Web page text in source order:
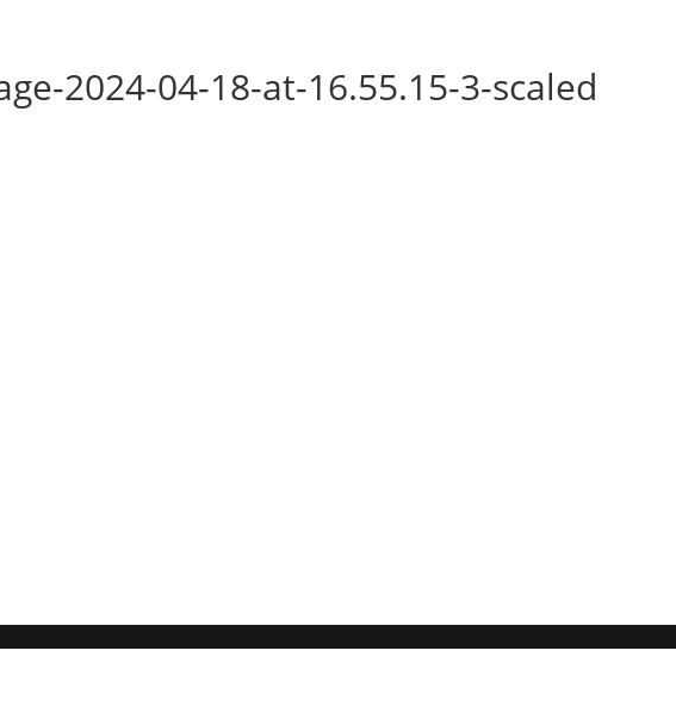
2024-04-18-at-16.55.15-3-scaled